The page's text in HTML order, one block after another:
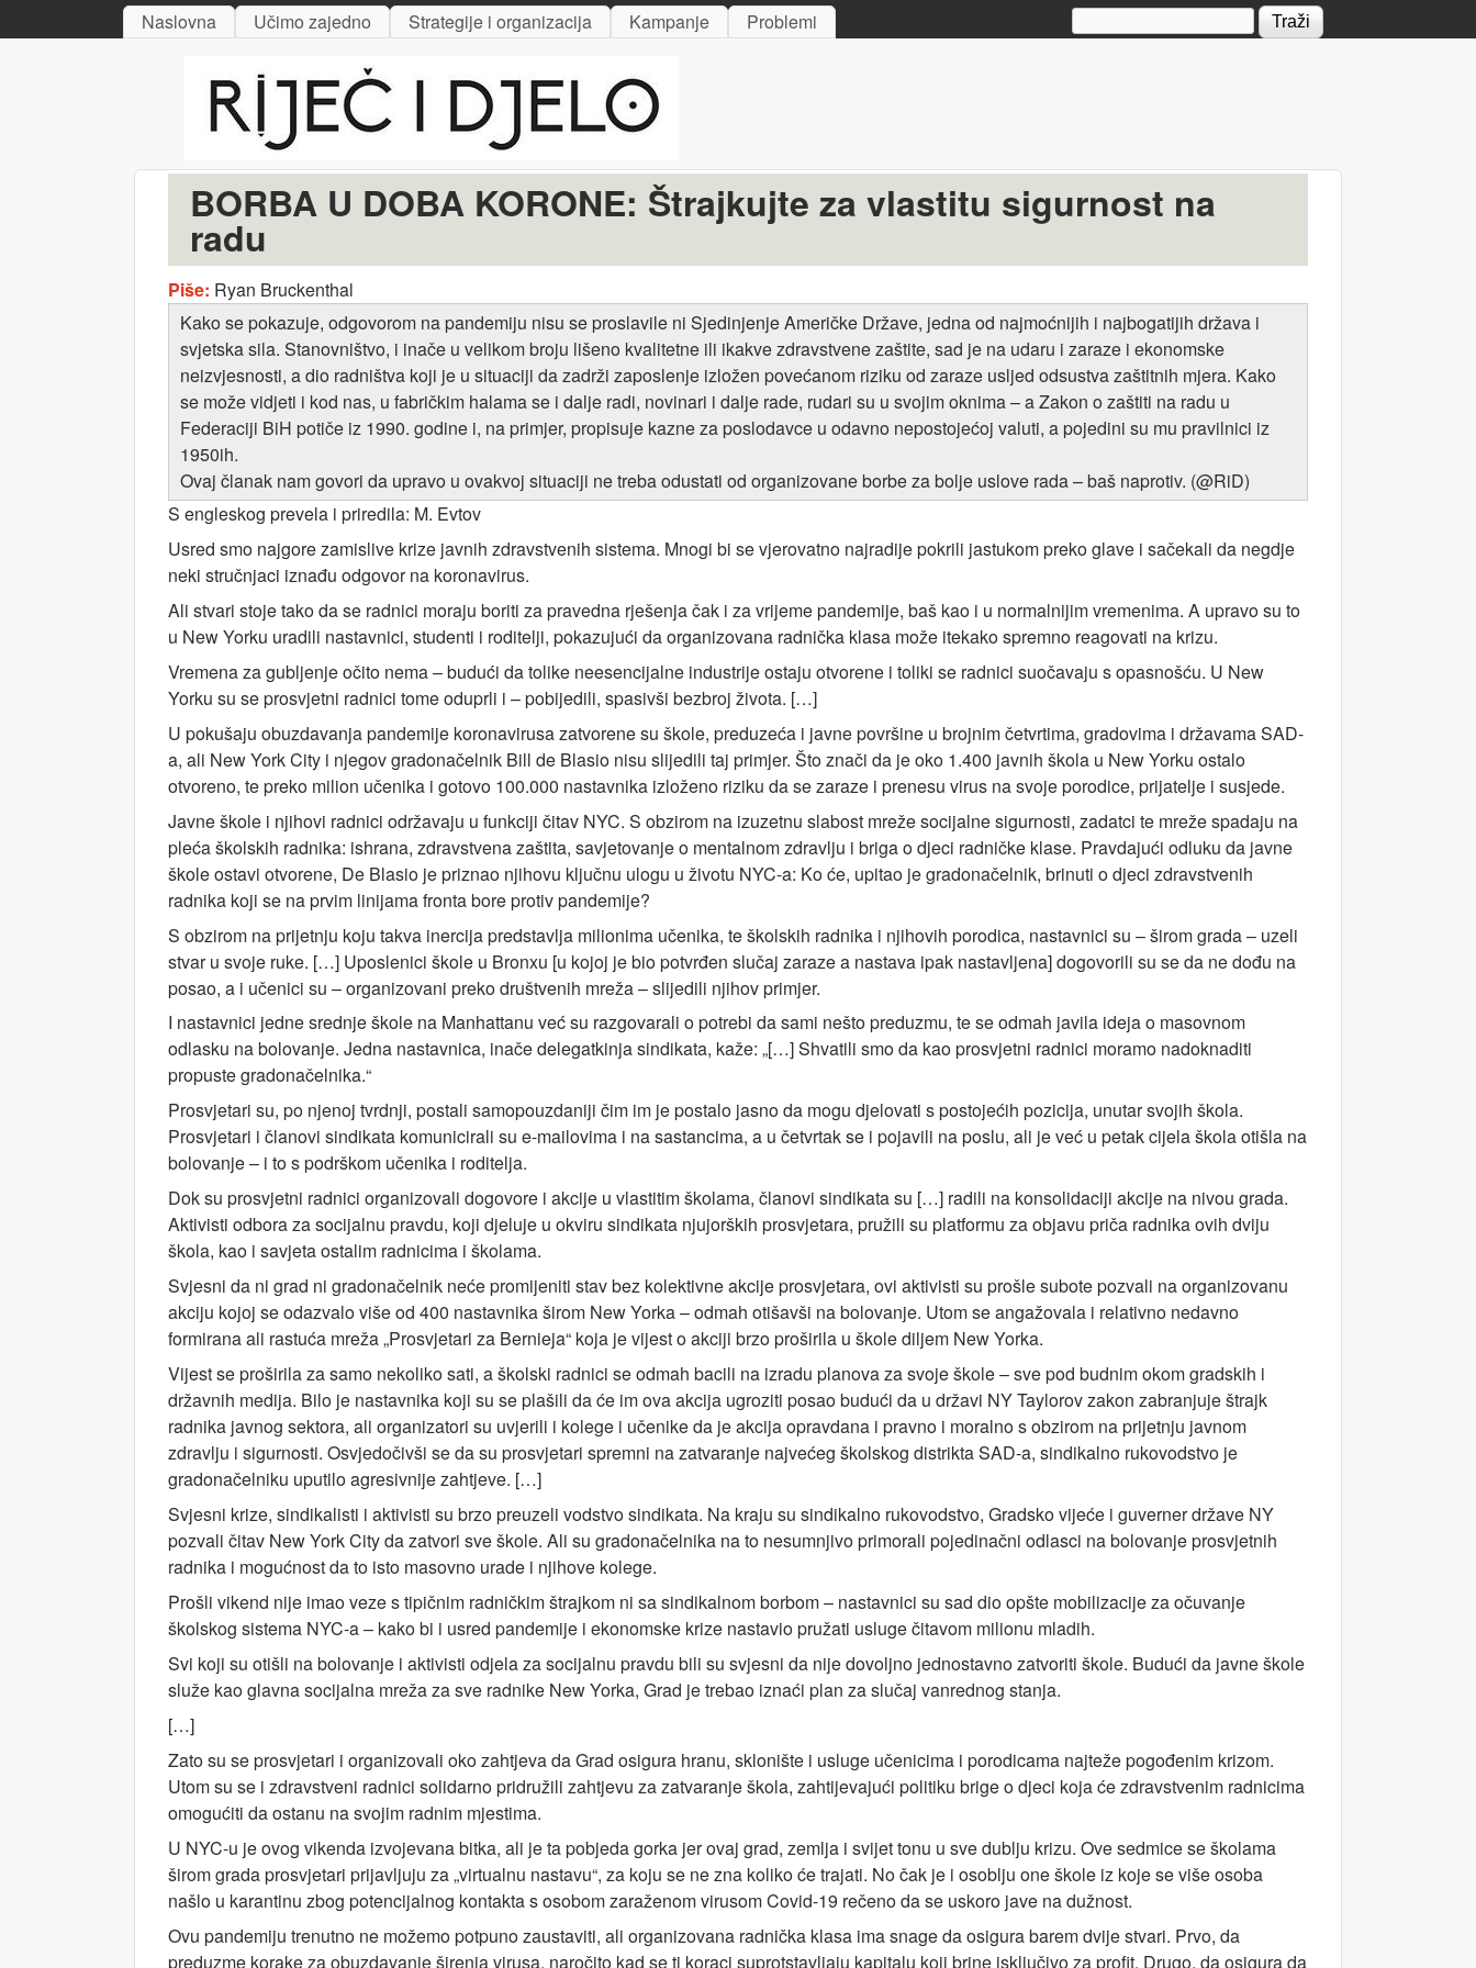
Skip to main content
MAIN MENU
Naslovna Učimo zajedno Strategije i organizacija Kampanje Problemi Search form
BORBA U DOBA KORONE: Štrajkujte za vlastitu sigurnost na
radu
Piše: Ryan Bruckenthal
Kako se pokazuje, odgovorom na pandemiju nisu se proslavile ni Sjedinjenje Američke Države, jedna od najmoćnijih i najbogatijih država i
svjetska sila. Stanovništvo, i inače u velikom broju lišeno kvalitetne ili ikakve zdravstvene zaštite, sad je na udaru i zaraze i ekonomske
neizvjesnosti, a dio radništva koji je u situaciji da zadrži zaposlenje izložen povećanom riziku od zaraze usljed odsustva zaštitnih mjera. Kako
se može vidjeti i kod nas, u fabričkim halama se i dalje radi, novinari i dalje rade, rudari su u svojim oknima – a Zakon o zaštiti na radu u
Federaciji BiH potiče iz 1990. godine i, na primjer, propisuje kazne za poslodavce u odavno nepostojećoj valuti, a pojedini su mu pravilnici iz
1950ih.
Ovaj članak nam govori da upravo u ovakvoj situaciji ne treba odustati od organizovane borbe za bolje uslove rada – baš naprotiv. (@RiD)
S engleskog prevela i priredila: M. Evtov
Usred smo najgore zamislive krize javnih zdravstvenih sistema. Mnogi bi se vjerovatno najradije pokrili jastukom preko glave i sačekali da negdje
neki stručnjaci iznađu odgovor na koronavirus.
Ali stvari stoje tako da se radnici moraju boriti za pravedna rješenja čak i za vrijeme pandemije, baš kao i u normalnijim vremenima. A upravo su to
u New Yorku uradili nastavnici, studenti i roditelji, pokazujući da organizovana radnička klasa može itekako spremno reagovati na krizu.
Vremena za gubljenje očito nema – budući da tolike neesencijalne industrije ostaju otvorene i toliki se radnici suočavaju s opasnošću. U New
Yorku su se prosvjetni radnici tome oduprli i – pobijedili, spasivši bezbroj života. […]
U pokušaju obuzdavanja pandemije koronavirusa zatvorene su škole, preduzeća i javne površine u brojnim četvrtima, gradovima i državama SAD-
a, ali New York City i njegov gradonačelnik Bill de Blasio nisu slijedili taj primjer. Što znači da je oko 1.400 javnih škola u New Yorku ostalo
otvoreno, te preko milion učenika i gotovo 100.000 nastavnika izloženo riziku da se zaraze i prenesu virus na svoje porodice, prijatelje i susjede.
Javne škole i njihovi radnici održavaju u funkciji čitav NYC. S obzirom na izuzetnu slabost mreže socijalne sigurnosti, zadatci te mreže spadaju na
pleća školskih radnika: ishrana, zdravstvena zaštita, savjetovanje o mentalnom zdravlju i briga o djeci radničke klase. Pravdajući odluku da javne
škole ostavi otvorene, De Blasio je priznao njihovu ključnu ulogu u životu NYC-a: Ko će, upitao je gradonačelnik, brinuti o djeci zdravstvenih
radnika koji se na prvim linijama fronta bore protiv pandemije?
S obzirom na prijetnju koju takva inercija predstavlja milionima učenika, te školskih radnika i njihovih porodica, nastavnici su – širom grada – uzeli
stvar u svoje ruke. […] Uposlenici škole u Bronxu [u kojoj je bio potvrđen slučaj zaraze a nastava ipak nastavljena] dogovorili su se da ne dođu na
posao, a i učenici su – organizovani preko društvenih mreža – slijedili njihov primjer.
I nastavnici jedne srednje škole na Manhattanu već su razgovarali o potrebi da sami nešto preduzmu, te se odmah javila ideja o masovnom
odlasku na bolovanje. Jedna nastavnica, inače delegatkinja sindikata, kaže: „[…] Shvatili smo da kao prosvjetni radnici moramo nadoknaditi
propuste gradonačelnika.“
Prosvjetari su, po njenoj tvrdnji, postali samopouzdaniji čim im je postalo jasno da mogu djelovati s postojećih pozicija, unutar svojih škola.
Prosvjetari i članovi sindikata komunicirali su e-mailovima i na sastancima, a u četvrtak se i pojavili na poslu, ali je već u petak cijela škola otišla na
bolovanje – i to s podrškom učenika i roditelja.
Dok su prosvjetni radnici organizovali dogovore i akcije u vlastitim školama, članovi sindikata su […] radili na konsolidaciji akcije na nivou grada.
Aktivisti odbora za socijalnu pravdu, koji djeluje u okviru sindikata njujorških prosvjetara, pružili su platformu za objavu priča radnika ovih dviju
škola, kao i savjeta ostalim radnicima i školama.
Svjesni da ni grad ni gradonačelnik neće promijeniti stav bez kolektivne akcije prosvjetara, ovi aktivisti su prošle subote pozvali na organizovanu
akciju kojoj se odazvalo više od 400 nastavnika širom New Yorka – odmah otišavši na bolovanje. Utom se angažovala i relativno nedavno
formirana ali rastuća mreža „Prosvjetari za Bernieja“ koja je vijest o akciji brzo proširila u škole diljem New Yorka.
Vijest se proširila za samo nekoliko sati, a školski radnici se odmah bacili na izradu planova za svoje škole – sve pod budnim okom gradskih i
državnih medija. Bilo je nastavnika koji su se plašili da će im ova akcija ugroziti posao budući da u državi NY Taylorov zakon zabranjuje štrajk
radnika javnog sektora, ali organizatori su uvjerili i kolege i učenike da je akcija opravdana i pravno i moralno s obzirom na prijetnju javnom
zdravlju i sigurnosti. Osvjedočivši se da su prosvjetari spremni na zatvaranje najvećeg školskog distrikta SAD-a, sindikalno rukovodstvo je
gradonačelniku uputilo agresivnije zahtjeve. […]
Svjesni krize, sindikalisti i aktivisti su brzo preuzeli vodstvo sindikata. Na kraju su sindikalno rukovodstvo, Gradsko vijeće i guverner države NY
pozvali čitav New York City da zatvori sve škole. Ali su gradonačelnika na to nesumnjivo primorali pojedinačni odlasci na bolovanje prosvjetnih
radnika i mogućnost da to isto masovno urade i njihove kolege.
Prošli vikend nije imao veze s tipičnim radničkim štrajkom ni sa sindikalnom borbom – nastavnici su sad dio opšte mobilizacije za očuvanje
školskog sistema NYC-a – kako bi i usred pandemije i ekonomske krize nastavio pružati usluge čitavom milionu mladih.
Svi koji su otišli na bolovanje i aktivisti odjela za socijalnu pravdu bili su svjesni da nije dovoljno jednostavno zatvoriti škole. Budući da javne škole
služe kao glavna socijalna mreža za sve radnike New Yorka, Grad je trebao iznaći plan za slučaj vanrednog stanja.
[…]
Zato su se prosvjetari i organizovali oko zahtjeva da Grad osigura hranu, sklonište i usluge učenicima i porodicama najteže pogođenim krizom.
Utom su se i zdravstveni radnici solidarno pridružili zahtjevu za zatvaranje škola, zahtijevajući politiku brige o djeci koja će zdravstvenim radnicima
omogućiti da ostanu na svojim radnim mjestima.
U NYC-u je ovog vikenda izvojevana bitka, ali je ta pobjeda gorka jer ovaj grad, zemlja i svijet tonu u sve dublju krizu. Ove sedmice se školama
širom grada prosvjetari prijavljuju za „virtualnu nastavu“, za koju se ne zna koliko će trajati. No čak je i osoblju one škole iz koje se više osoba
našlo u karantinu zbog potencijalnog kontakta s osobom zaraženom virusom Covid-19 rečeno da se uskoro jave na dužnost.
Ovu pandemiju trenutno ne možemo potpuno zaustaviti, ali organizovana radnička klasa ima snage da osigura barem dvije stvari. Prvo, da
preduzme korake za obuzdavanje širenja virusa, naročito kad se ti koraci suprotstavljaju kapitalu koji brine isključivo za profit. Drugo, da osigura da